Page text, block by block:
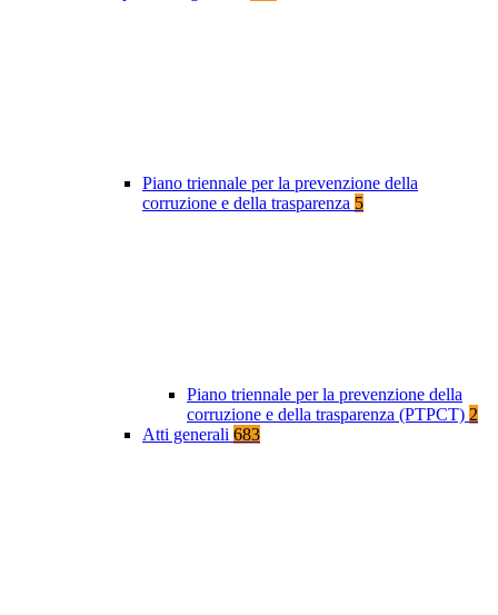
Piano triennale per la prevenzione della
corruzione e della trasparenza 5
Piano triennale per la prevenzione della
corruzione e della trasparenza (PTPCT) 2
Atti generali 683